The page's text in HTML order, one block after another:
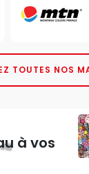
TOUTES NOS
à vos